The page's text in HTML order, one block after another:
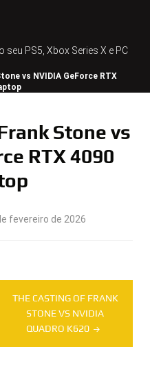
seu PS5, Xbox Series X e PC
vs NVIDIA GeForce RTX
Stone vs
RTX 4090
fevereiro de 2026
THE CASTING OF FRANK
STONE VS NVIDIA
QUADRO K620